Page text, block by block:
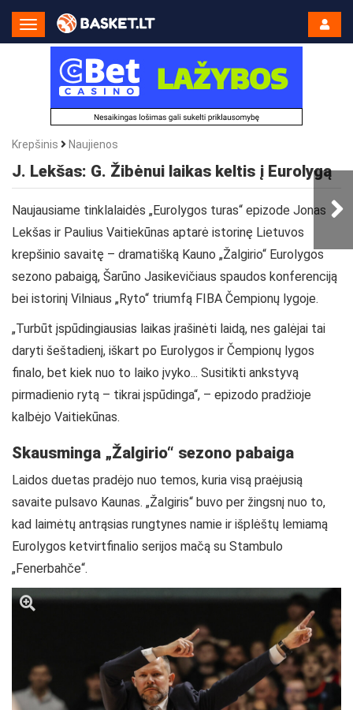
Toggle
Navigation
Krepšinis Naujienos
J. Lekšas: G. Žibėnui laikas keltis į Eurolygą
Naujausiame tinklalaidės „Eurolygos turas“ epizode Jonas
Lekšas ir Paulius Vaitiekūnas aptarė istorinę Lietuvos
krepšinio savaitę – dramatišką Kauno „Žalgirio“ Eurolygos
sezono pabaigą, Šarūno Jasikevičiaus spaudos konferenciją
bei istorinį Vilniaus „Ryto“ triumfą FIBA Čempionų lygoje.
„Turbūt įspūdingiausias laikas įrašinėti laidą, nes galėjai tai
daryti šeštadienį, iškart po Eurolygos ir Čempionų lygos
finalo, bet kiek nuo to laiko įvyko... Susitikti ankstyvą
pirmadienio rytą – tikrai įspūdinga“, – epizodo pradžioje
kalbėjo Vaitiekūnas.
Skausminga „Žalgirio“ sezono pabaiga
Laidos duetas pradėjo nuo temos, kuria visą praėjusią
savaite pulsavo Kaunas. „Žalgiris“ buvo per žingsnį nuo to,
kad laimėtų antrąsias rungtynes namie ir išplėštų lemiamą
Eurolygos ketvirtfinalio serijos mačą su Stambulo
„Fenerbahče“.